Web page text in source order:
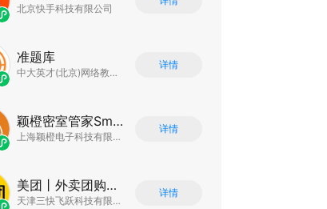
北京快手科技有限公司
准题库
中大英才(北京)网络教育科技有限公司
详情
颖橙密室管家SmartOrange
上海颖橙电子科技有限公司
详情
美团丨外卖团购特价美食酒店电影
天津三快飞跃科技有限公司
详情